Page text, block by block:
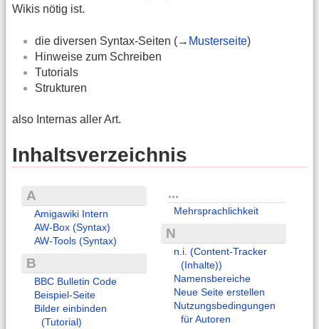
Wikis nötig ist.
die diversen Syntax-Seiten (→ Musterseite)
Hinweise zum Schreiben
Tutorials
Strukturen
also Internas aller Art.
Inhaltsverzeichnis
A
Amigawiki Intern
AW-Box (Syntax)
AW-Tools (Syntax)
B
BBC Bulletin Code
Beispiel-Seite
Bilder einbinden
(Tutorial)
...
Mehrsprachlichkeit
N
n.i. (Content-Tracker
(Inhalte))
Namensbereiche
Neue Seite erstellen
Nutzungsbedingungen
für Autoren